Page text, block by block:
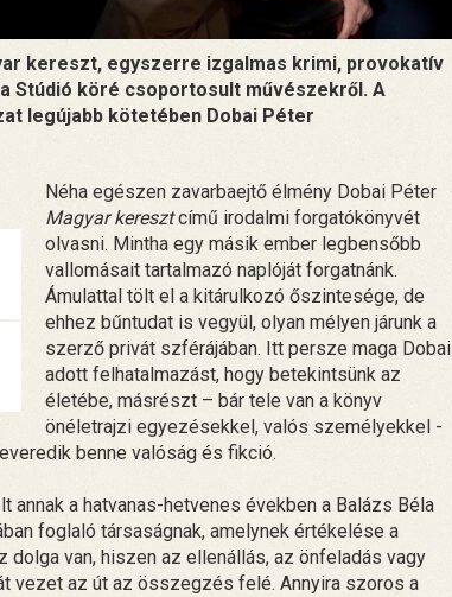
kereszt, egyszerre izgalmas krimi, provokatív
Stúdió köré csoportosult művészekről. A
legújabb kötetében Dobai Péter
Néha egészen zavarbaejtő élmény Dobai Péter
Magyar keresztcímű irodalmi forgatókönyvét
olvasni. Mintha egy másik ember legbensőbb
vallomásait tartalmazó naplóját forgatnánk.
Ámulattal tölt el a kitárulkozó őszintesége, de
ehhez bűntudat is vegyül, olyan mélyen járunk a
szerző privát szférájában. Itt persze maga Dobai
adott felhatalmazást, hogy betekintsünk az
életébe, másrészt – bár tele van a könyv
önéletrajzi egyezésekkel, valós személyekkel -
benne valóság és fikció.
annak a hatvanas-hetvenes években a Balázs Béla
foglaló társaságnak, amelynek értékelése a
van, hiszen az ellenállás, az önfeladás vagy
vezet az út az összegzés felé. Annyira szoros a